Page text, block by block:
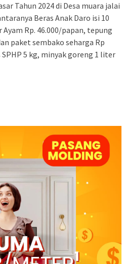
Tahun 2024 di Desa muara jalai
Beras Anak Daro isi 10
Ayam Rp. 46.000/papan, tepung
paket sembako seharga Rp
5 kg, minyak goreng 1 liter